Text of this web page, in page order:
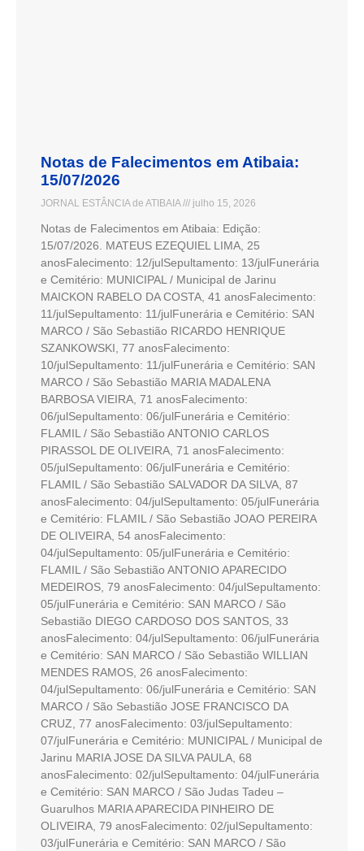
Notas de Falecimentos em Atibaia:
15/07/2026
JORNAL ESTÂNCIA de ATIBAIA julho 15, 2026
Notas de Falecimentos em Atibaia: Edição:
15/07/2026. MATEUS EZEQUIEL LIMA, 25
anosFalecimento: 12/julSepultamento: 13/julFunerária
e Cemitério: MUNICIPAL / Municipal de Jarinu
MAICKON RABELO DA COSTA, 41 anosFalecimento:
11/julSepultamento: 11/julFunerária e Cemitério: SAN
MARCO / São Sebastião RICARDO HENRIQUE
SZANKOWSKI, 77 anosFalecimento:
10/julSepultamento: 11/julFunerária e Cemitério: SAN
MARCO / São Sebastião MARIA MADALENA
BARBOSA VIEIRA, 71 anosFalecimento:
06/julSepultamento: 06/julFunerária e Cemitério:
FLAMIL / São Sebastião ANTONIO CARLOS
PIRASSOL DE OLIVEIRA, 71 anosFalecimento:
05/julSepultamento: 06/julFunerária e Cemitério:
FLAMIL / São Sebastião SALVADOR DA SILVA, 87
anosFalecimento: 04/julSepultamento: 05/julFunerária
e Cemitério: FLAMIL / São Sebastião JOAO PEREIRA
DE OLIVEIRA, 54 anosFalecimento:
04/julSepultamento: 05/julFunerária e Cemitério:
FLAMIL / São Sebastião ANTONIO APARECIDO
MEDEIROS, 79 anosFalecimento: 04/julSepultamento:
05/julFunerária e Cemitério: SAN MARCO / São
Sebastião DIEGO CARDOSO DOS SANTOS, 33
anosFalecimento: 04/julSepultamento: 06/julFunerária
e Cemitério: SAN MARCO / São Sebastião WILLIAN
MENDES RAMOS, 26 anosFalecimento:
04/julSepultamento: 06/julFunerária e Cemitério: SAN
MARCO / São Sebastião JOSE FRANCISCO DA
CRUZ, 77 anosFalecimento: 03/julSepultamento:
07/julFunerária e Cemitério: MUNICIPAL / Municipal de
Jarinu MARIA JOSE DA SILVA PAULA, 68
anosFalecimento: 02/julSepultamento: 04/julFunerária
e Cemitério: SAN MARCO / São Judas Tadeu –
Guarulhos MARIA APARECIDA PINHEIRO DE
OLIVEIRA, 79 anosFalecimento: 02/julSepultamento:
03/julFunerária e Cemitério: SAN MARCO / São